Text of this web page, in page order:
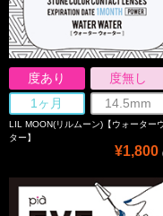
度あり
度無し
1ヶ月
14.5mm
LIL MOON(リルムーン)【ウォーター
ター】
¥1,800